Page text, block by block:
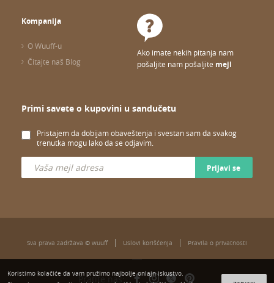
Kompanija
O Wuuff-u
Čitajte naš Blog
Ako imate nekih pitanja nam
pošaljite nam pošaljite mejl
Primi savete o kupovini u sandučetu
Pristajem da dobijam obaveštenja i svestan sam da svakog
trenutka mogu lako da se odjavim.
Prijavi se
Sva prava zadržava © wuuff Uslovi korišćenja Pravila o privatnosti
Pratite nas:
Koristimo kolačiće da vam pružimo najbolje onlajn iskustvo.